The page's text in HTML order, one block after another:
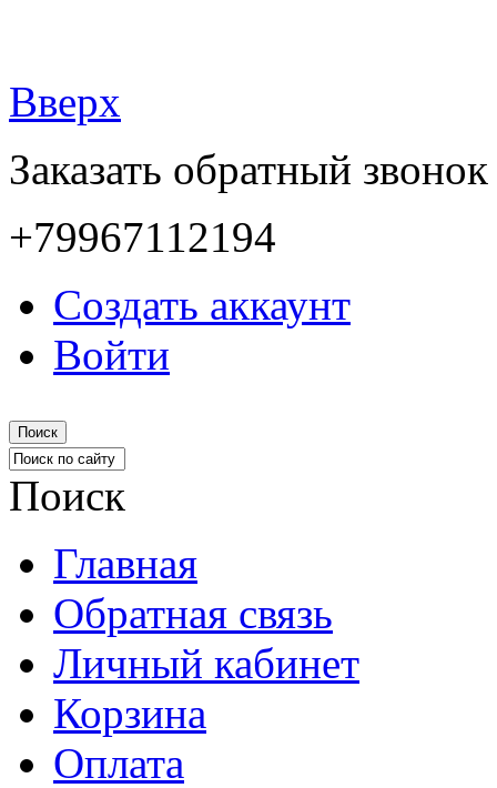
Вверх
Заказать обратный звонок
+79967112194
Создать аккаунт
Войти
Поиск
Поиск
Главная
Обратная связь
Личный кабинет
Корзина
Оплата